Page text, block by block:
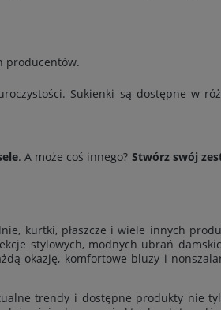
producentów.
Sukienki są dostępne w
. A może coś innego? Stwórz swój
, kurtki, płaszcze i wiele innych
stylowych, modnych ubrań
okazję, komfortowe bluzy i
trendy i dostępne produkty nie